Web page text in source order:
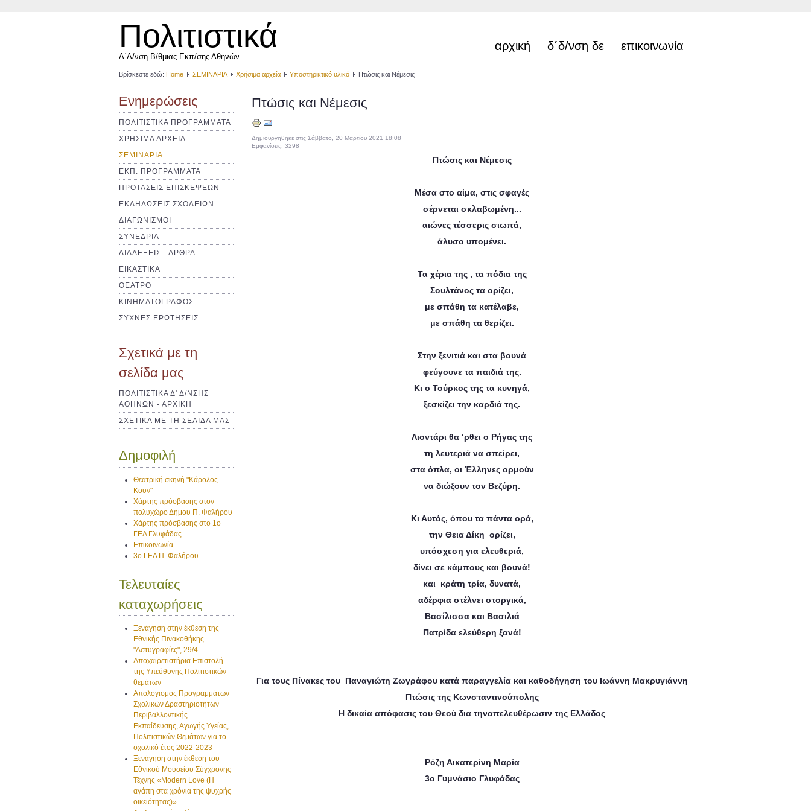
Πολιτιστικά
Δ΄Δ/νση Β/θμιας Εκπ/σης Αθηνών
αρχική δ΄δ/νση δε επικοινωνία
Βρίσκεστε εδώ: Home ΣΕΜΙΝΑΡΙΑ Χρήσιμα αρχεία Υποστηρικτικό υλικό Πτώσις και Νέμεσις
Ενημερώσεις
ΠΟΛΙΤΙΣΤΙΚΑ ΠΡΟΓΡΑΜΜΑΤΑ
ΧΡΗΣΙΜΑ ΑΡΧΕΙΑ
ΣΕΜΙΝΑΡΙΑ
ΕΚΠ. ΠΡΟΓΡΑΜΜΑΤΑ
ΠΡΟΤΑΣΕΙΣ ΕΠΙΣΚΕΨΕΩΝ
ΕΚΔΗΛΩΣΕΙΣ ΣΧΟΛΕΙΩΝ
ΔΙΑΓΩΝΙΣΜΟΙ
ΣΥΝΕΔΡΙΑ
ΔΙΑΛΕΞΕΙΣ - ΑΡΘΡΑ
ΕΙΚΑΣΤΙΚΑ
ΘΕΑΤΡΟ
ΚΙΝΗΜΑΤΟΓΡΑΦΟΣ
ΣΥΧΝΕΣ ΕΡΩΤΗΣΕΙΣ
Σχετικά με τη
σελίδα μας
ΠΟΛΙΤΙΣΤΙΚΑ Δ' Δ/ΝΣΗΣ
ΑΘΗΝΩΝ - ΑΡΧΙΚΗ
ΣΧΕΤΙΚΑ ΜΕ ΤΗ ΣΕΛΙΔΑ ΜΑΣ
Δημοφιλή
Θεατρική σκηνή "Κάρολος
Κουν"
Χάρτης πρόσβασης στον
πολυχώρο Δήμου Π. Φαλήρου
Χάρτης πρόσβασης στο 1ο
ΓΕΛ Γλυφάδας
Επικοινωνία
3ο ΓΕΛ Π. Φαλήρου
Τελευταίες
καταχωρήσεις
Ξενάγηση στην έκθεση της
Εθνικής Πινακοθήκης
"Αστυγραφίες", 29/4
Αποχαιρετιστήρια Επιστολή
της Υπεύθυνης Πολιτιστικών
θεμάτων
Απολογισμός Προγραμμάτων
Σχολικών Δραστηριοτήτων
Περιβαλλοντικής
Εκπαίδευσης, Αγωγής Υγείας,
Πολιτιστικών Θεμάτων για το
σχολικό έτος 2022-2023
Ξενάγηση στην έκθεση του
Εθνικού Μουσείου Σύγχρονης
Τέχνης «Modern Love (H
αγάπη στα χρόνια της ψυχρής
οικειότητας)»
Πτώσις και Νέμεσις
Δημιουργηθηκε στις Σάββατο, 20 Μαρτίου 2021 18:08
Εμφανίσεις: 3298
Πτώσις και Νέμεσις
Μέσα στο αίμα, στις σφαγές
σέρνεται σκλαβωμένη...
αιώνες τέσσερις σιωπά,
άλυσο υπομένει.
Τα χέρια της , τα πόδια της
Σουλτάνος τα ορίζει,
με σπάθη τα κατέλαβε,
με σπάθη τα θερίζει.
Στην ξενιτιά και στα βουνά
φεύγουνε τα παιδιά της.
Κι ο Τούρκος της τα κυνηγά,
ξεσκίζει την καρδιά της.
Λιοντάρι θα ‘ρθει ο Ρήγας της
τη λευτεριά να σπείρει,
στα όπλα, οι Έλληνες ορμούν
να διώξουν τον Βεζύρη.
Κι Αυτός, όπου τα πάντα ορά,
την Θεια Δίκη ορίζει,
υπόσχεση για ελευθεριά,
δίνει σε κάμπους και βουνά!
και κράτη τρία, δυνατά,
αδέρφια στέλνει στοργικά,
Βασίλισσα και Βασιλιά
Πατρίδα ελεύθερη ξανά!
Για τους Πίνακες του Παναγιώτη Ζωγράφου κατά παραγγελία και καθοδήγηση του Ιωάννη Μακρυγιάννη
Πτώσις της Κωνσταντινούπολης
Η δικαία απόφασις του Θεού δια τηναπελευθέρωσιν της Ελλάδος
Ρόζη Αικατερίνη Μαρία
3ο Γυμνάσιο Γλυφάδας